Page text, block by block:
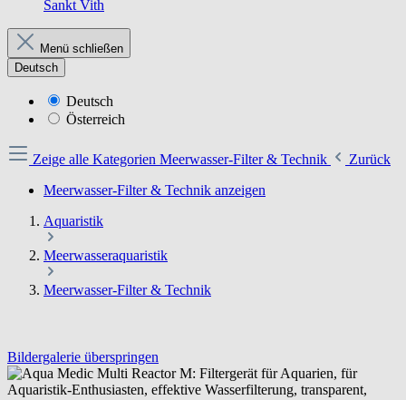
Sankt Vith
Menü schließen
Deutsch
Deutsch
Österreich
Zeige alle Kategorien Meerwasser-Filter & Technik
Zurück
Meerwasser-Filter & Technik anzeigen
Aquaristik
Meerwasseraquaristik
Meerwasser-Filter & Technik
Bildergalerie überspringen